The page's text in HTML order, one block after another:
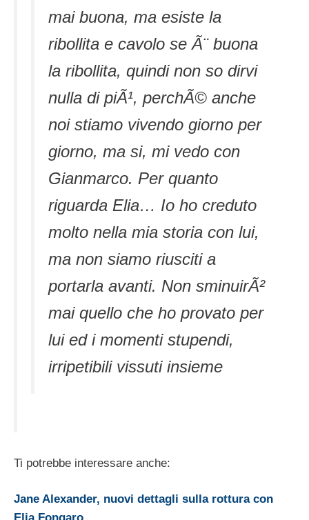
mai buona, ma esiste la
ribollita e cavolo se Ã¨ buona
la ribollita, quindi non so dirvi
nulla di piÃ¹, perchÃ© anche
noi stiamo vivendo giorno per
giorno, ma si, mi vedo con
Gianmarco. Per quanto
riguarda Elia… Io ho creduto
molto nella mia storia con lui,
ma non siamo riusciti a
portarla avanti. Non sminuirÃ²
mai quello che ho provato per
lui ed i momenti stupendi,
irripetibili vissuti insieme
Ti potrebbe interessare anche:
Jane Alexander, nuovi dettagli sulla rottura con